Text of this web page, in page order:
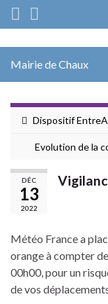
Mairie de Chaux
Dispositif
Evolution de la
DÉC
13
2022
Météo France a
orange à compter
00h00, pour un
de vos